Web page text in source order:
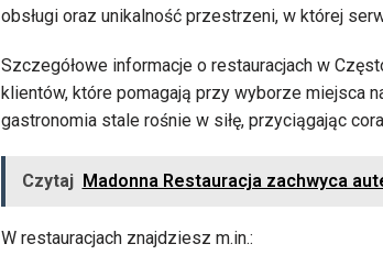
obsługi oraz unikalność przestrzeni, w której
Szczegółowe informacje o restauracjach w
klientów, które pomagają przy wyborze miejsca
gastronomia stale rośnie w siłę, przyciągając
Czytaj Madonna Restauracja zachwyca
W restauracjach znajdziesz m.in.: